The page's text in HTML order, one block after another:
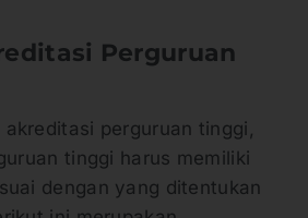
Perguruan
perguruan tinggi,
tinggi harus memiliki
dengan yang ditentukan